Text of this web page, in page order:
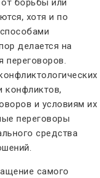
борьбы или
хотя и по
делается на
переговоров.
конфликтов,
и условиям их
переговоры
средства
самого